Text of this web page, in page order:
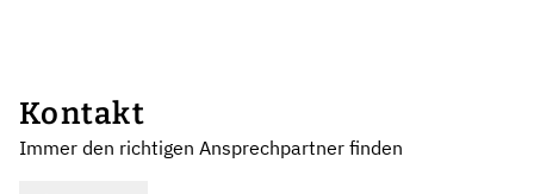
Kontakt
Immer den richtigen Ansprechpartner finden